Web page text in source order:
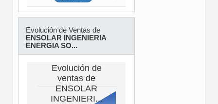
Evolución de Ventas de
ENSOLAR INGENIERIA
ENERGIA SO...
Evolución de
ventas de
ENSOLAR
INGENIERI...